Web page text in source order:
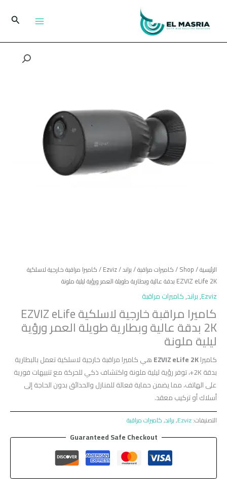
المحتوى
البحث
الرئيسية/
Shop
/كاميرات مراقبة/براند/
Ezviz/ كاميرا مراقبة خارجية لاسلكية
EZVIZ eLife 2K بدقة عالية وبطارية طويلة العمر ورؤية ليلية ملونة
Ezviz
,براند,كاميرات مراقبة
كاميرا مراقبة خارجية لاسلكية EZVIZ eLife
2K بدقة عالية وبطارية طويلة العمر ورؤية
ليلية ملونة
كاميراEZVIZ eLife 2Kهي كاميرا مراقبة خارجية لاسلكية تعمل بالبطارية
بدقة 2K+، توفر رؤية ليلية ملونة واكتشاف ذكي للحركة مع تنبيهات فورية
على الهاتف، مما يضمن حماية فعالة للمنازل والحدائق بدون الحاجة إلى
أسلاك أو تركيب معقد.
التصنيفات:Ezviz
,براند,كاميرات مراقبة
Guaranteed Safe Checkout